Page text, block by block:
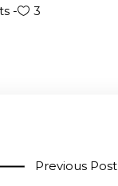
3
Previous Post